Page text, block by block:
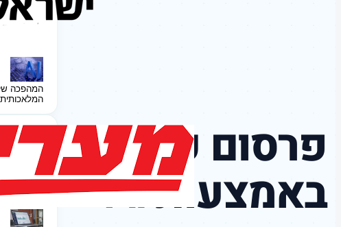
המהפכה
המלאכותית
פרסום כתבות
באמצעותAI